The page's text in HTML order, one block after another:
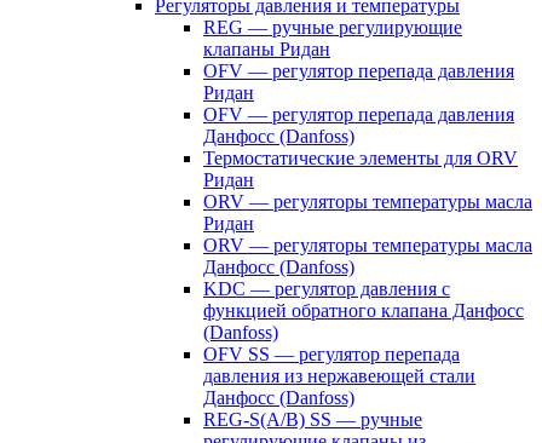
Регуляторы давления и температуры
REG — ручные регулирующие
клапаны Ридан
OFV — регулятор перепада давления
Ридан
OFV — регулятор перепада давления
Данфосс (Danfoss)
Термостатические элементы для ORV
Ридан
ORV — регуляторы температуры масла
Ридан
ORV — регуляторы температуры масла
Данфосс (Danfoss)
KDC — регулятор давления с
функцией обратного клапана Данфосс
(Danfoss)
OFV SS — регулятор перепада
давления из нержавеющей стали
Данфосс (Danfoss)
REG-S(A/B) SS — ручные